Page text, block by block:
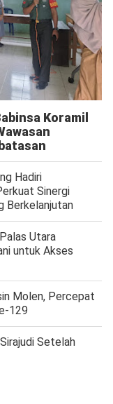
Koramil
Hadiri
Sinergi
Berkelanjutan
Utara
untuk Akses
Molen, Percepat
129
Setelah